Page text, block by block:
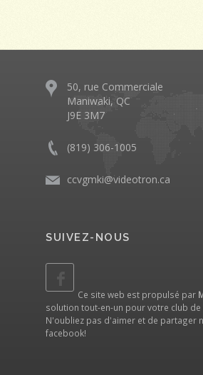
50, rue Commerciale
Maniwaki, QC
J9E 3M7
(819) 306-1005
ccvgmki@videotron.ca
SUIVEZ-NOUS
Ce site web est propulsé par
solution tout-en-un pour votre club de
N'oubliez pas d'aimer et de partager
facebook!